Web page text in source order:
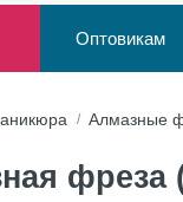
Оптовикам
Алмазные
фреза